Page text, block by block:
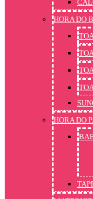
HORA DO
HORA DO